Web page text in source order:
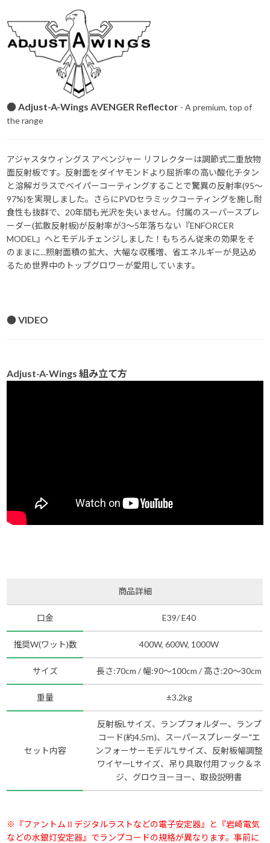
● Adjust-A-Wings AVENGER Reflector - A premium, top of
the range
アジャスタウィングス アベンジャー リフレクターは調節式二重放物
面反射板です。反射面をダイヤモンドより屈折率の高い酸化チタン
と溶解ガラスでベイパーコーティングすることで驚異の反射率(95～
97%)を実現しました。さらにPVDセラミックコーティングを施し耐
食性も抜群で、20年間も光沢を失いません。付属のスーパースプレ
ーダー(拡散反射板)が反射率が3～5年落ちない『ENFORCER
MODEL』へとモデルチェンジしました！もちろん従来の効果をそ
のままに...照射面積の拡大、大幅な収穫増、省エネルギーが見込め
るため世界中のトップグロワーが愛用しています。
● VIDEO
Adjust-A-Wings 組み立て方
商品詳細
口金 E39/ E40
推奨W(ワット)数 400W, 600W, 1000W
サイズ 長さ:70cm / 幅:90～100cm / 高さ:20～30cm
重量 ±3.2kg
セット内容
反射板Lサイズ、ランプフォルダー、ランプ
コード(約4.5ｍ)、スーパースプレーダー"エ
ンフォーサーモデル"Lサイズ、反射板幅調整
ワイヤーLサイズ、吊り具取付用フック＆ネ
ジ、グロウヨーヨー、取扱説明書
※『ファントムⅡデジタルラストなどの電子安定器』と『岩崎電気
などの水銀灯安定器』でランプコードの規格が異なります。事前に